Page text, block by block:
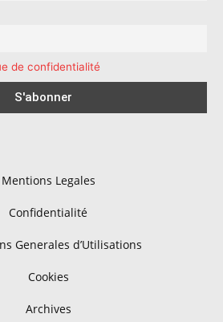
de confidentialité
Mentions Legales
Confidentialité
Generales d’Utilisations
Cookies
Archives